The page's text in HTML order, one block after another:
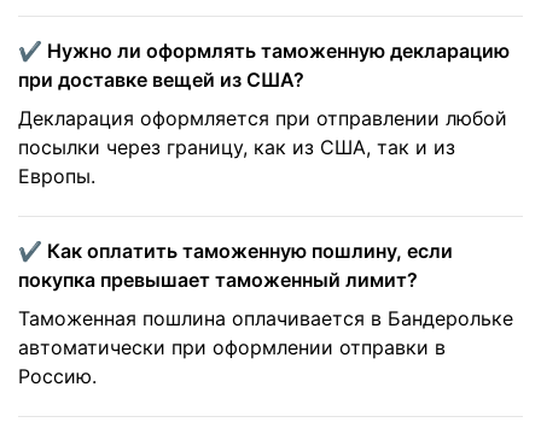
✔️ Нужно ли оформлять таможенную декларацию
при доставке вещей из США?
Декларация оформляется при отправлении любой
посылки через границу, как из США, так и из
Европы.
✔️ Как оплатить таможенную пошлину, если
покупка превышает таможенный лимит?
Таможенная пошлина оплачивается в Бандерольке
автоматически при оформлении отправки в
Россию.